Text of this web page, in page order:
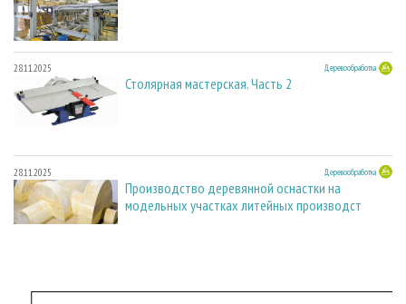
28.11.2025 Деревообработка
Столярная мастерская. Часть 2
28.11.2025 Деревообработка
Производство деревянной оснастки на
модельных участках литейных производст